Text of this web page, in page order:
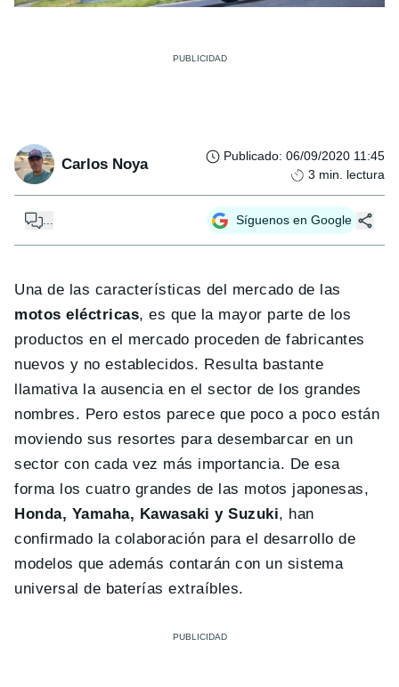
Carlos Noya Publicado: 06/09/2020 11:45
3 min. lectura
Síguenos en Google
Una de las características del mercado de las
motos eléctricas, es que la mayor parte de los
productos en el mercado proceden de fabricantes
nuevos y no establecidos. Resulta bastante
llamativa la ausencia en el sector de los grandes
nombres. Pero estos parece que poco a poco están
moviendo sus resortes para desembarcar en un
sector con cada vez más importancia. De esa
forma los cuatro grandes de las motos japonesas,
Honda, Yamaha, Kawasaki y Suzuki, han
confirmado la colaboración para el desarrollo de
modelos que además contarán con un sistema
universal de baterías extraíbles.